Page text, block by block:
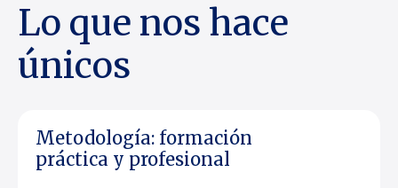
Lo que nos hace
únicos
Metodología: formación
práctica y profesional